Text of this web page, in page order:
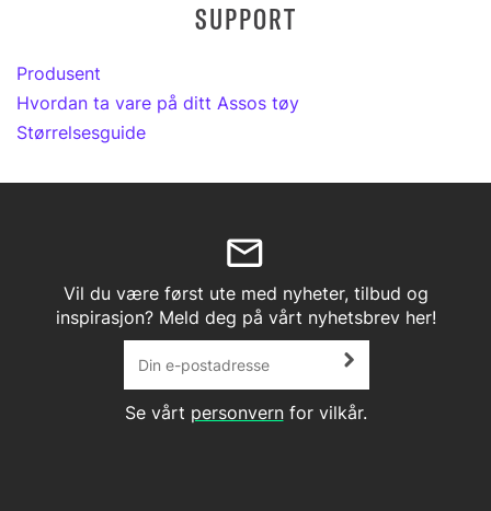
SUPPORT
Produsent
Hvordan ta vare på ditt Assos tøy
Størrelsesguide
Vil du være først ute med nyheter, tilbud og
inspirasjon? Meld deg på vårt nyhetsbrev her!
Se vårt personvernfor vilkår.